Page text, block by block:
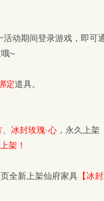
动期间登录游戏，即可
哦~
定道具。
冰封玫瑰·心 ，永久上架
架！
全新上架仙府家具 【冰